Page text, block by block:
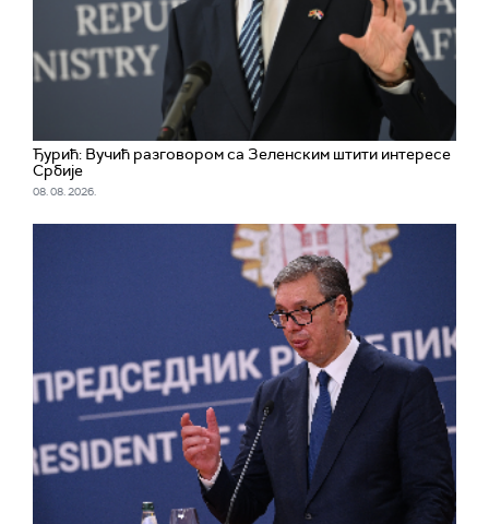
Ђурић: Вучић разговором са Зеленским штити интересе
Србије
08. 08. 2026.